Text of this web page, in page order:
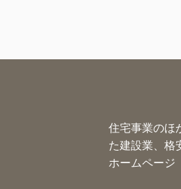
住宅事業のほ
た建設業、格
ホームページ